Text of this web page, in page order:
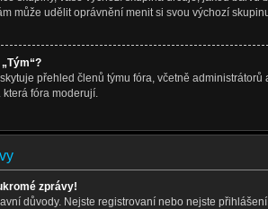
může udělit oprávnění menit si svou výchozí
přehled členů týmu fóra, včetně
fóra moderují.
zprávy!
důvody. Nejste registrovaní nebo nejste